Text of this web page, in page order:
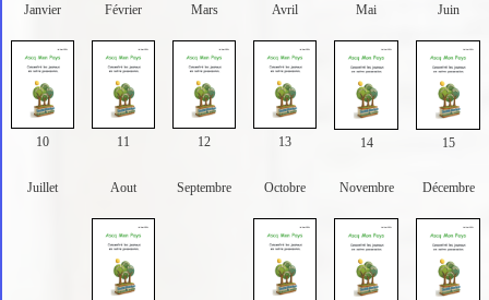
Janvier Février Mars Avril Mai Juin
10 11 12 13 14 15
Juillet Aout Septembre Octobre Novembre Décembre